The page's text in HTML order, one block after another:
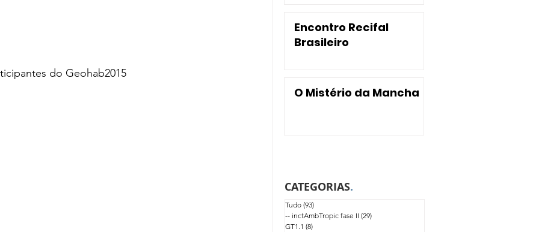
do Geohab2015
Encontro Recifal
Brasileiro
O Mistério da Mancha
CATEGORIAS.
Tudo (93)
-- inctAmbTropic fase II (29)
GT1.1 (8)